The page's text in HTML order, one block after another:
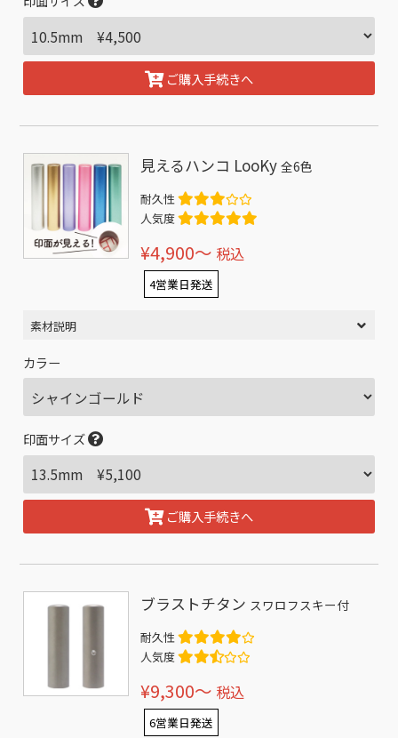
ご購入手続きへ
見えるハンコ LooKy全6色
耐久性
人気度
¥4,900〜 税込
4営業日発送
素材説明
カラー
印面サイズ
ご購入手続きへ
ブラストチタン スワロフスキー付
耐久性
人気度
¥9,300〜 税込
6営業日発送